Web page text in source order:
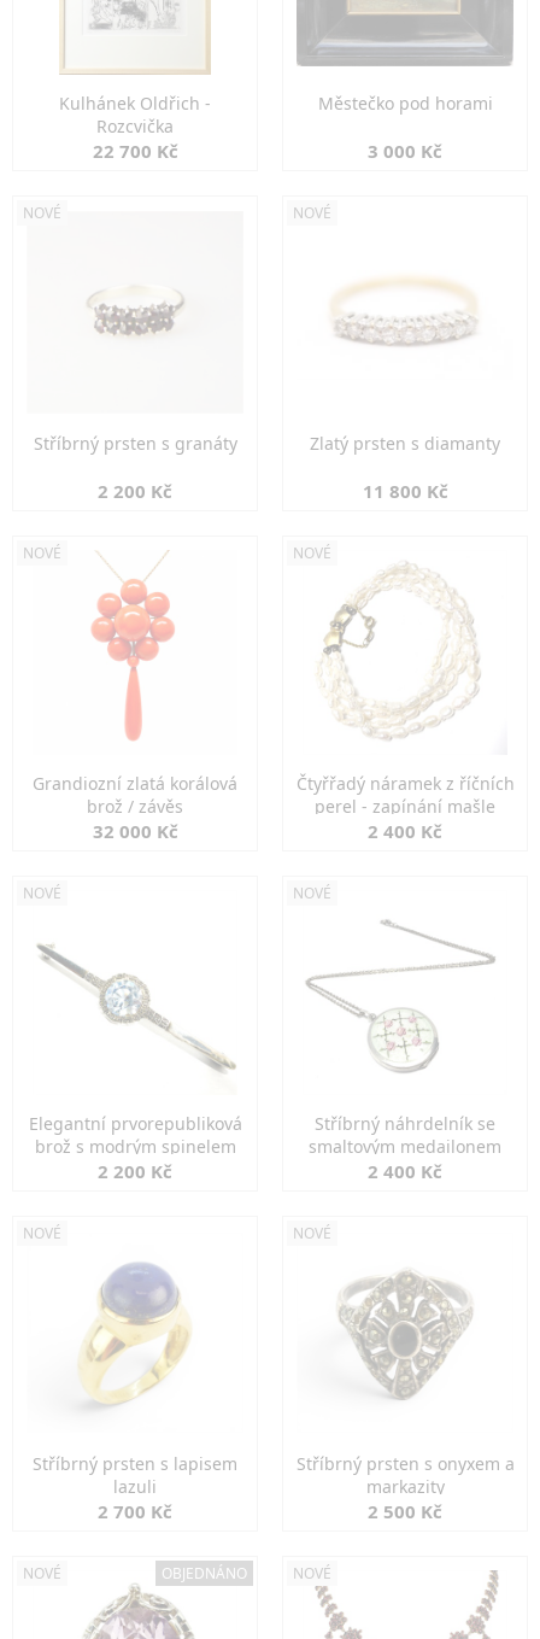
Kulhánek Oldřich -
Rozcvička
22 700 Kč
Městečko pod horami
3 000 Kč
NOVÉ
Stříbrný prsten s granáty
2 200 Kč
NOVÉ
Zlatý prsten s diamanty
11 800 Kč
NOVÉ
Grandiozní zlatá korálová
brož / závěs
32 000 Kč
NOVÉ
Čtyřřadý náramek z říčních
perel - zapínání mašle
2 400 Kč
NOVÉ
Elegantní prvorepubliková
brož s modrým spinelem
2 200 Kč
NOVÉ
Stříbrný náhrdelník se
smaltovým medailonem
2 400 Kč
NOVÉ
Stříbrný prsten s lapisem
lazuli
2 700 Kč
NOVÉ
Stříbrný prsten s onyxem a
markazity
2 500 Kč
NOVÉ OBJEDNÁNO NOVÉ